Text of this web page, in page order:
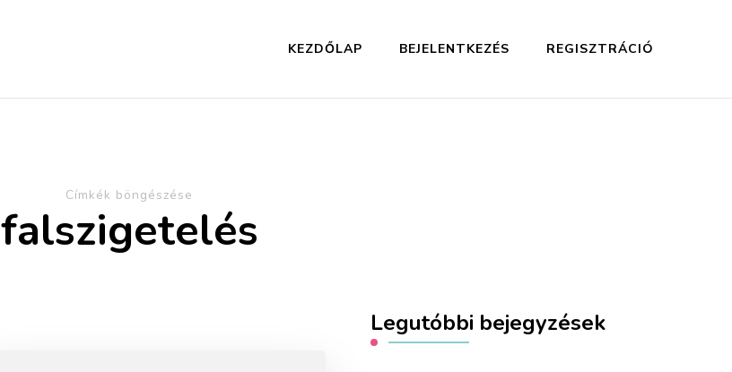
KEZDŐLAP BEJELENTKEZÉS REGISZTRÁCIÓ
Címkék böngészése
falszigetelés
Legutóbbi bejegyzések